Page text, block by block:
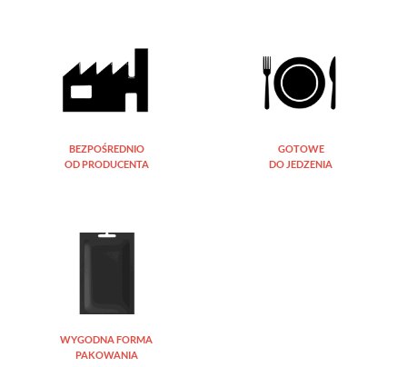
BEZPOŚREDNIO
OD PRODUCENTA
GOTOWE
DO JEDZENIA
WYGODNA FORMA
PAKOWANIA